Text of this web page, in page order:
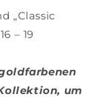
„Classic
– 19
um